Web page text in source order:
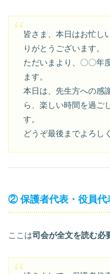
皆さま、本日はお忙し
りがとうございます。
ただいまより、〇〇年
ます。
本日は、先生方への感
ら、楽しい時間を過ご
す。
どうぞ最後までよろし
② 保護者代表・役員代
ここは司会が全文を読む必